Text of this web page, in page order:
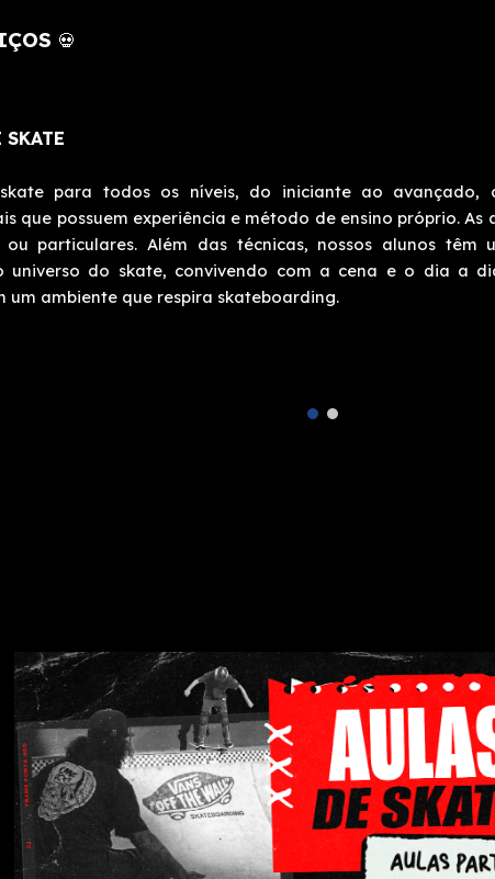
💀
SKATE
para todos os níveis, do iniciante ao avançado,
que possuem experiência e método de ensino próprio. As
particulares. Além das técnicas, nossos alunos têm
universo do skate, convivendo com a cena e o dia a
um ambiente que respira skateboarding.